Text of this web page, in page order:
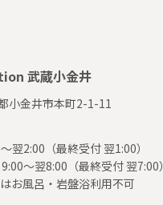
武蔵小金井
小金井市本町2-1-11
翌2:00（最終受付 翌1:00）
～翌8:00（最終受付 翌7:00）
お風呂・岩盤浴利用不可